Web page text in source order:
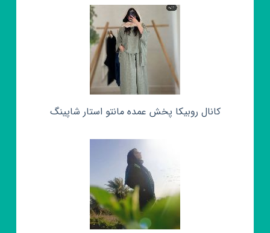
کانال روبیکا پخش عمده مانتو استار شاپینگ